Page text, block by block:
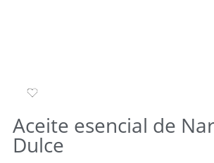
Aceite esencial de
Dulce